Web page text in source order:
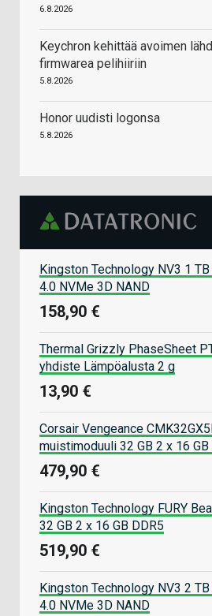
6.8.2026
Keychron kehittää avoimen
firmwarea pelihiiriin
5.8.2026
Honor uudisti logonsa
5.8.2026
Kingston Technology NV3 1
4.0 NVMe 3D NAND
158,90 €
Thermal Grizzly PhaseSheet
yhdiste Lämpöalusta 2 g
13,90 €
Corsair Vengeance
muistimoduuli 32 GB 2 x 16
479,90 €
Kingston Technology FURY
32 GB 2 x 16 GB DDR5
519,90 €
Kingston Technology NV3 2
4.0 NVMe 3D NAND